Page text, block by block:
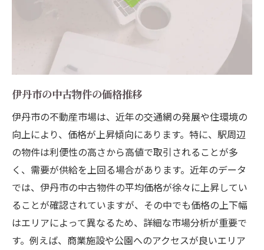
伊丹市の中古物件の価格推移
伊丹市の不動産市場は、近年の交通網の発展や住環境の
向上により、価格が上昇傾向にあります。特に、駅周辺
の物件は利便性の高さから高値で取引されることが多
く、需要が供給を上回る場合があります。近年のデータ
では、伊丹市の中古物件の平均価格が徐々に上昇してい
ることが確認されていますが、その中でも価格の上下幅
はエリアによって異なるため、詳細な市場分析が重要で
す。例えば、商業施設や公園へのアクセスが良いエリア